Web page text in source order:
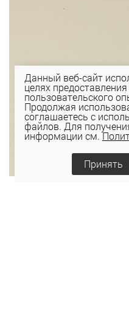
Данный веб-сайт
целях
пользовательского
Продолжая
соглашаетесь с
файлов. Для
информации см.
Принять